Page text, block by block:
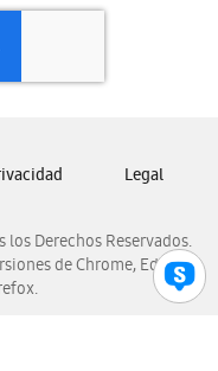
Derechos Reservados.
de Chrome, Edge,
Legal